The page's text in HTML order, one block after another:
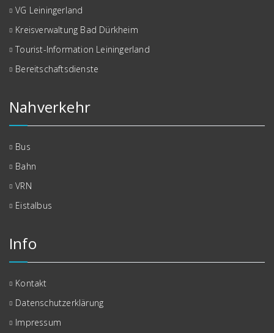
VG Leiningerland
Kreisverwaltung Bad Dürkheim
Tourist-Information Leiningerland
Bereitschaftsdienste
Nahverkehr
Bus
Bahn
VRN
Eistalbus
Info
Kontakt
Datenschutzerklärung
Impressum